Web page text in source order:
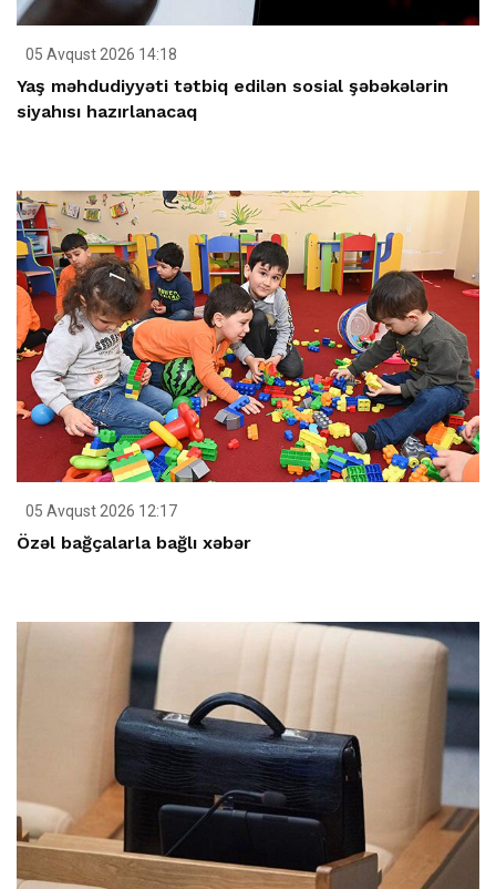
05 Avqust 2026 14:18
Yaş məhdudiyyəti tətbiq edilən sosial şəbəkələrin
siyahısı hazırlanacaq
05 Avqust 2026 12:17
Özəl bağçalarla bağlı xəbər